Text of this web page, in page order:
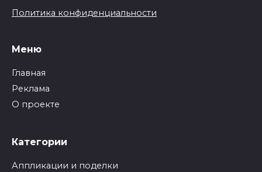
Политика конфиденциальности
Меню
Главная
Реклама
О проекте
Категории
Аппликации и поделки